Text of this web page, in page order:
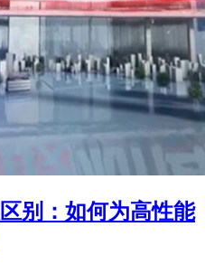
别：如何为高性能